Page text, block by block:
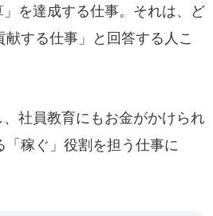
を達成する仕事。それは、ど
する仕事」と回答する人こ
社員教育にもお金がかけられ
稼ぐ」役割を担う仕事に